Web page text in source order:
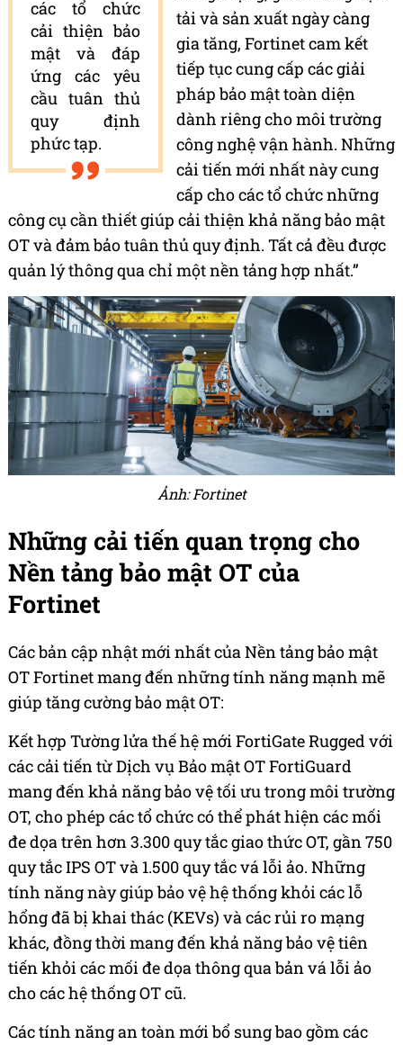
các tổ chức
cải thiện bảo
mật và đáp
ứng các yêu
cầu tuân thủ
quy định
phức tạp.
tải và sản xuất ngày càng
gia tăng, Fortinet cam kết
tiếp tục cung cấp các giải
pháp bảo mật toàn diện
dành riêng cho môi trường
công nghệ vận hành. Những
cải tiến mới nhất này cung
cấp cho các tổ chức những
công cụ cần thiết giúp cải thiện khả năng bảo mật
OT và đảm bảo tuân thủ quy định. Tất cả đều được
quản lý thông qua chỉ một nền tảng hợp nhất.”
Ảnh: Fortinet
Những cải tiến quan trọng cho
Nền tảng bảo mật OT của
Fortinet
Các bản cập nhật mới nhất của Nền tảng bảo mật
OT Fortinet mang đến những tính năng mạnh mẽ
giúp tăng cường bảo mật OT:
Kết hợp Tường lửa thế hệ mới FortiGate Rugged với
các cải tiến từ Dịch vụ Bảo mật OT FortiGuard
mang đến khả năng bảo vệ tối ưu trong môi trường
OT, cho phép các tổ chức có thể phát hiện các mối
đe dọa trên hơn 3.300 quy tắc giao thức OT, gần 750
quy tắc IPS OT và 1.500 quy tắc vá lỗi ảo. Những
tính năng này giúp bảo vệ hệ thống khỏi các lỗ
hổng đã bị khai thác (KEVs) và các rủi ro mạng
khác, đồng thời mang đến khả năng bảo vệ tiên
tiến khỏi các mối đe dọa thông qua bản vá lỗi ảo
cho các hệ thống OT cũ.
Các tính năng an toàn mới bổ sung bao gồm các